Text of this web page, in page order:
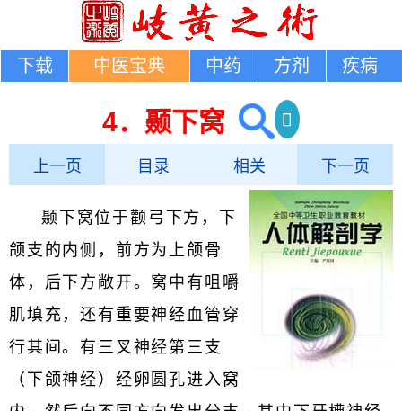
下载 中医宝典 中药 方剂 疾病
4．颞下窝
上一页 目录 相关 下一页
颞下窝位于颧弓下方，下
颌支的内侧，前方为上颌骨
体，后下方敞开。窝中有咀嚼
肌填充，还有重要神经血管穿
行其间。有三叉神经第三支
（下颌神经）经卵圆孔进入窝